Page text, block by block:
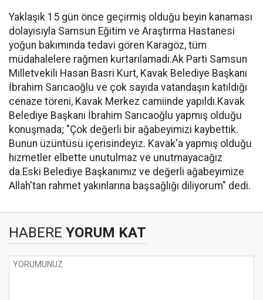
Yaklaşık 15 gün önce geçirmiş olduğu beyin kanaması
dolayısıyla Samsun Eğitim ve Araştırma Hastanesi
yoğun bakımında tedavi gören Karagöz, tüm
müdahalelere rağmen kurtarılamadı.Ak Parti Samsun
Milletvekili Hasan Basri Kurt, Kavak Belediye Başkanı
İbrahim Sarıcaoğlu ve çok sayıda vatandaşın katıldığı
cenaze töreni, Kavak Merkez camiinde yapıldı.Kavak
Belediye Başkanı İbrahim Sarıcaoğlu yapmış olduğu
konuşmada; "Çok değerli bir ağabeyimizi kaybettik.
Bunun üzüntüsü içerisindeyiz. Kavak'a yapmış olduğu
hizmetler elbette unutulmaz ve unutmayacağız
da.Eski Belediye Başkanımız ve değerli ağabeyimize
Allah'tan rahmet yakınlarına başsağlığı diliyorum" dedi.
HABERE YORUM KAT